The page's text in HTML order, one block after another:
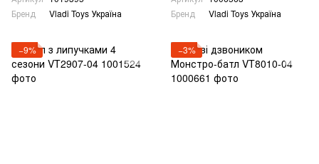
Бренд
Vladi Toys Україна
Бренд
Vladi Toys Україна
−9% −3%